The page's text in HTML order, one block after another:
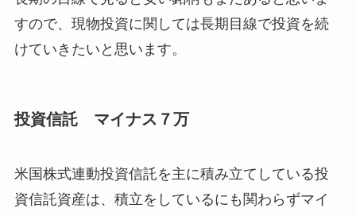
すので、現物投資に関しては長期目線で投資を続
けていきたいと思います。
投資信託 マイナス７万
米国株式連動投資信託を主に積み立てしている投
資信託資産は、積立をしているにも関わらずマイ